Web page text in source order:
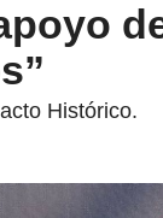
Histórico.